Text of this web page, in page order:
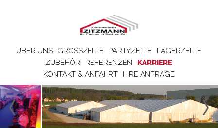
ÜBER UNS GROSSZELTE PARTYZELTE
LAGERZELTE
ZUBEHÖR
REFERENZEN
KARRIERE
KONTAKT & ANFAHRT
IHRE ANFRAGE